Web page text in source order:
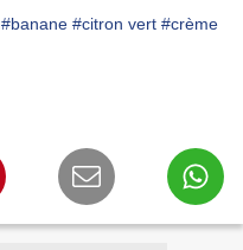
#banane #citron vert #crème